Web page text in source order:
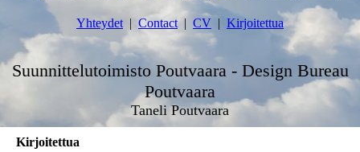
Yhteydet Contact CV Kirjoitettua
Suunnittelutoimisto Poutvaara - Design Bureau
Poutvaara
Taneli Poutvaara
Kirjoitettua